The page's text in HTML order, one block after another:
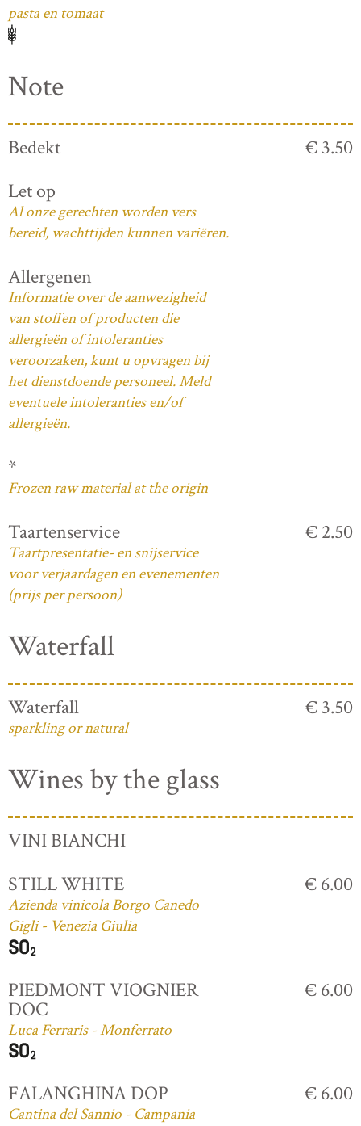
pasta en tomaat
Note
Bedekt
€ 3.50
Let op
Al onze gerechten worden vers
bereid, wachttijden kunnen variëren.
Allergenen
Informatie over de aanwezigheid
van stoffen of producten die
allergieën of intoleranties
veroorzaken, kunt u opvragen bij
het dienstdoende personeel. Meld
eventuele intoleranties en/of
allergieën.
*
Frozen raw material at the origin
Taartenservice
Taartpresentatie- en snijservice
voor verjaardagen en evenementen
(prijs per persoon)
€ 2.50
Waterfall
Waterfall
sparkling or natural
€ 3.50
Wines by the glass
VINI BIANCHI
STILL WHITE
Azienda vinicola Borgo Canedo
Gigli - Venezia Giulia
€ 6.00
PIEDMONT VIOGNIER
DOC
Luca Ferraris - Monferrato
€ 6.00
FALANGHINA DOP
Cantina del Sannio - Campania
€ 6.00